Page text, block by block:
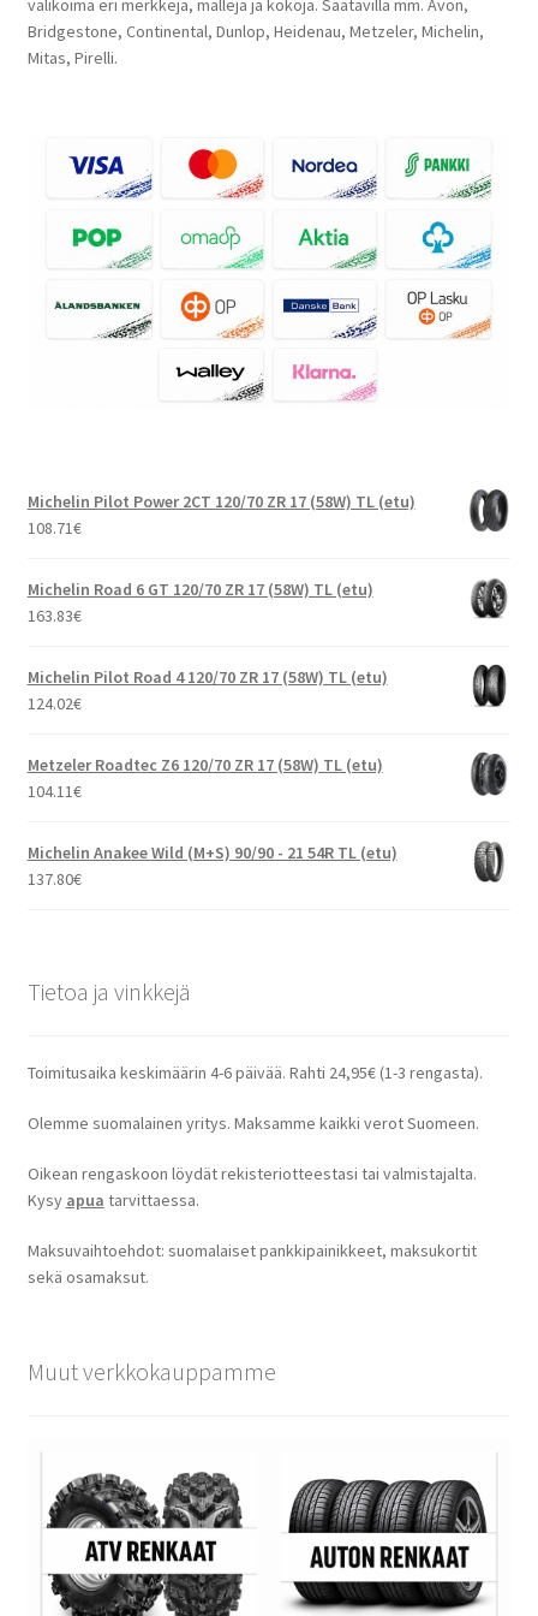
valikoima eri merkkejä, malleja ja kokoja. Saatavilla mm. Avon,
Bridgestone, Continental, Dunlop, Heidenau, Metzeler, Michelin,
Mitas, Pirelli.
Michelin Pilot Power 2CT 120/70 ZR 17 (58W) TL (etu)
108.71€
Michelin Road 6 GT 120/70 ZR 17 (58W) TL (etu)
163.83€
Michelin Pilot Road 4 120/70 ZR 17 (58W) TL (etu)
124.02€
Metzeler Roadtec Z6 120/70 ZR 17 (58W) TL (etu)
104.11€
Michelin Anakee Wild (M+S) 90/90 - 21 54R TL (etu)
137.80€
Tietoa ja vinkkejä
Toimitusaika keskimäärin 4-6 päivää. Rahti 24,95€ (1-3 rengasta).
Olemme suomalainen yritys. Maksamme kaikki verot Suomeen.
Oikean rengaskoon löydät rekisteriotteestasi tai valmistajalta.
Kysy apua tarvittaessa.
Maksuvaihtoehdot: suomalaiset pankkipainikkeet, maksukortit
sekä osamaksut.
Muut verkkokauppamme